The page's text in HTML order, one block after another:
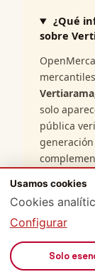
¿Qué
sobre
solo
pública
ficha no
con la
jurídica
¿De
Usamos cookies
Cookies
Configurar
Solo